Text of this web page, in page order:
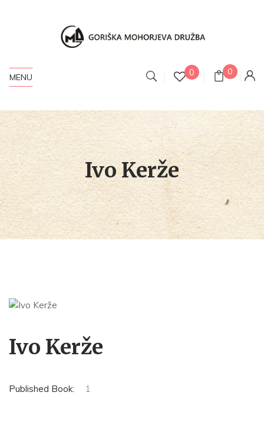
MENU 0 0
Ivo Kerže
Ivo Kerže
Published Book: 1